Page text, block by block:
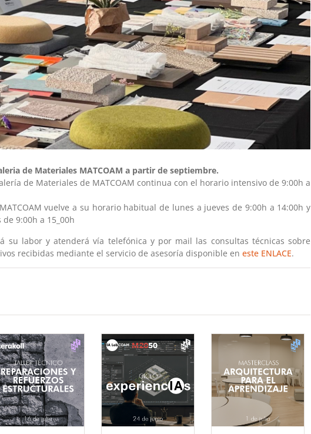
de Materiales MATCOAM a partir de septiembre.
de Materiales de MATCOAM continua con el horario intensivo de 9:00h a
MATCOAM vuelve a su horario habitual de lunes a jueves de 9:00h a 14:00h y
9:00h a 15_00h
su labor y atenderá vía telefónica y por mail las consultas técnicas sobre
recibidas mediante el servicio de asesoría disponible en este ENLACE.